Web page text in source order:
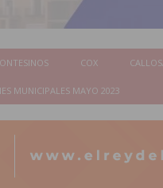
COX
MUNICIPALES MAYO 2023